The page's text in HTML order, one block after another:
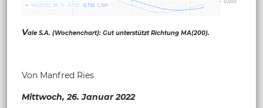
Vale S.A. (Wochenchart): Gut unterstützt Richtung MA(200).
Von Manfred Ries
Mittwoch, 26. Januar 2022